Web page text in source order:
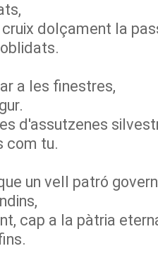
dolçament la
a les finestres,
d'assutzenes
com tu.
un vell patró
cap a la pàtria